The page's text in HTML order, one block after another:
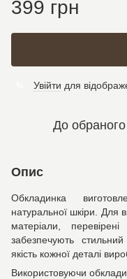
399 грн
Увійти для
До обраного
Опис
Обкладинка
натуральної шкіри. Для
матеріали,
забезпечують
якість кожної деталі
Використовуючи